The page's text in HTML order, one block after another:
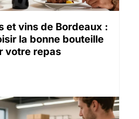
et vins de Bordeaux :
la bonne bouteille
votre repas